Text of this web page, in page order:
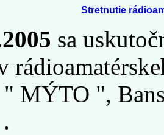
Stretnutie
sa
" MÝTO ",